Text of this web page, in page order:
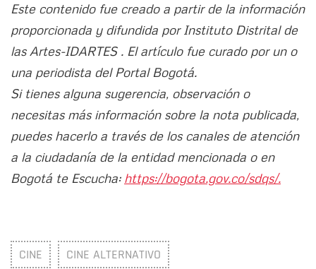
Este contenido fue creado a partir de la información
proporcionada y difundida por Instituto Distrital de
las Artes-IDARTES . El artículo fue curado por un o
una periodista del Portal Bogotá.
Si tienes alguna sugerencia, observación o
necesitas más información sobre la nota publicada,
puedes hacerlo a través de los canales de atención
a la ciudadanía de la entidad mencionada o en
Bogotá te Escucha: https://bogota.gov.co/sdqs/.
CINE CINE ALTERNATIVO